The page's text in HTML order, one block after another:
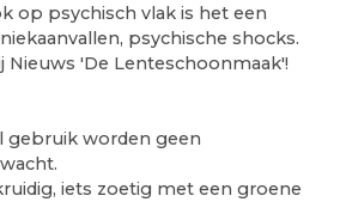
op psychisch vlak is het een
psychische shocks.
Nieuws 'De Lenteschoonmaak'!
gebruik worden geen
iets zoetig met een groene